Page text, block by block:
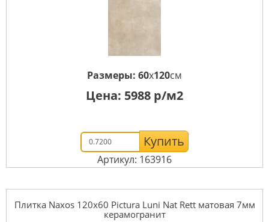
Размеры: 60x120см
Цена: 5988 р/м2
Купить
Артикул: 163916
Плитка Naxos 120x60 Pictura Luni Nat Rett матовая 7мм
керамогранит